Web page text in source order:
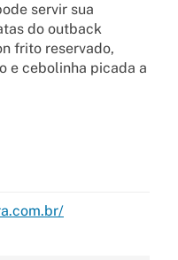
servir sua
do outback
frito reservado,
e cebolinha picada a